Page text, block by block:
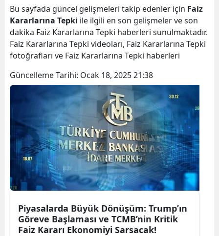
Artvin
Aydın
Balıkesir
Bingöl
Bitlis
Bolu
Burdur
Bursa
Çanakkale
Çankırı
Çorum
Bu sayfada güncel gelişmeleri takip edenler için Faiz
Kararlarına Tepki ile ilgili en son gelişmeler ve son
dakika Faiz Kararlarına Tepki haberleri sunulmaktadır.
Faiz Kararlarına Tepki videoları, Faiz Kararlarına Tepki
fotoğrafları ve Faiz Kararlarına Tepki haberleri
Güncelleme Tarihi: Ocak 18, 2025 21:38
Piyasalarda Büyük Dönüşüm: Trump’ın
Göreve Başlaması ve TCMB’nin Kritik
Faiz Kararı Ekonomiyi Sarsacak!